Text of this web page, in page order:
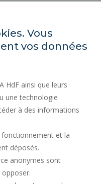
Vous
vos données
HdF ainsi que leurs
une technologie
à des informations
fonctionnement et la
déposés.
anonymes sont